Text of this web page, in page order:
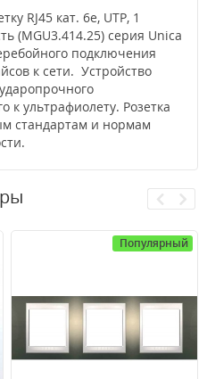
RJ45 кат. 6е, UTP, 1
(MGU3.414.25) серия Unica
подключения
к сети. Устройство
к ультрафиолету. Розетка
стандартам и нормам
Популярный